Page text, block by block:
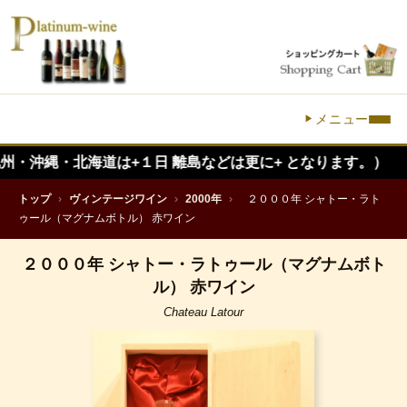
メニュー
海道は+１日 離島などは更に+ となります。）
トップ › ヴィンテージワイン › 2000年 ›
２０００年 シャトー・ラト
ゥール（マグナムボトル） 赤ワイン
２０００年 シャトー・ラトゥール（マグナムボト
ル） 赤ワイン
Chateau Latour